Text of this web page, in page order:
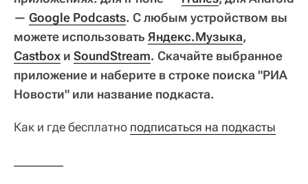
— Google Podcasts. С любым устройством вы
можете использовать Яндекс.Музыка,
Castbox и SoundStream. Скачайте выбранное
приложение и наберите в строке поиска "РИА
Новости" или название подкаста.
Как и где бесплатно подписаться на подкасты